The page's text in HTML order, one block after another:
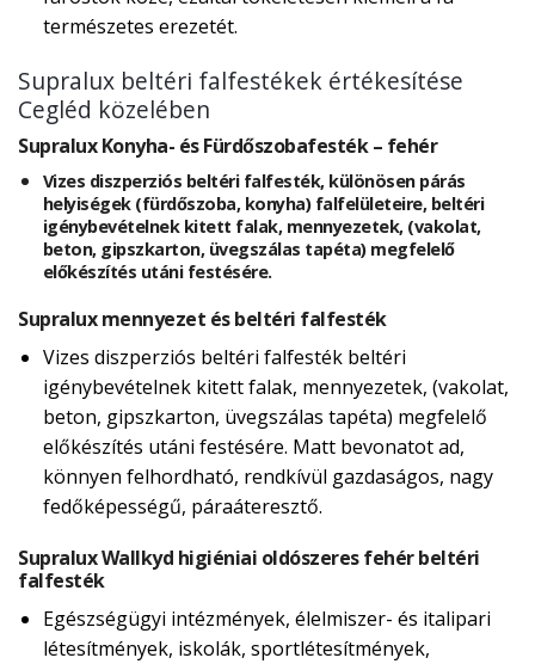
természetes erezetét.
Supralux beltéri falfestékek értékesítése
Cegléd közelében
Supralux Konyha- és Fürdőszobafesték – fehér
Vizes diszperziós beltéri falfesték, különösen párás
helyiségek (fürdőszoba, konyha) falfelületeire, beltéri
igénybevételnek kitett falak, mennyezetek, (vakolat,
beton, gipszkarton, üvegszálas tapéta) megfelelő
előkészítés utáni festésére.
Supralux mennyezet és beltéri falfesték
Vizes diszperziós beltéri falfesték beltéri
igénybevételnek kitett falak, mennyezetek, (vakolat,
beton, gipszkarton, üvegszálas tapéta) megfelelő
előkészítés utáni festésére. Matt bevonatot ad,
könnyen felhordható, rendkívül gazdaságos, nagy
fedőképességű, páraáteresztő.
Supralux Wallkyd higiéniai oldószeres fehér beltéri
falfesték
Egészségügyi intézmények, élelmiszer- és italipari
létesítmények, iskolák, sportlétesítmények,